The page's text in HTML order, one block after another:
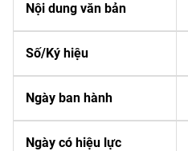
Nội dung văn bản
Số/Ký hiệu
Ngày ban hành
Ngày có hiệu lực